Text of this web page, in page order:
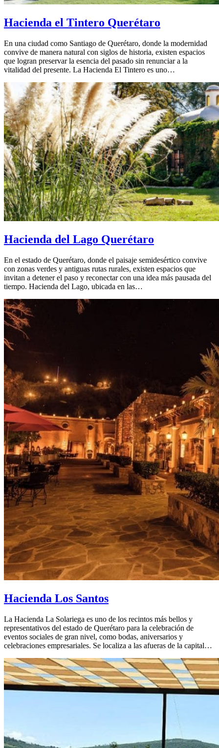
Hacienda el Tintero Querétaro
En una ciudad como Santiago de Querétaro, donde la modernidad
convive de manera natural con siglos de historia, existen espacios
que logran preservar la esencia del pasado sin renunciar a la
vitalidad del presente. La Hacienda El Tintero es uno…
Hacienda del Lago Querétaro
En el estado de Querétaro, donde el paisaje semidesértico convive
con zonas verdes y antiguas rutas rurales, existen espacios que
invitan a detener el paso y reconectar con una idea más pausada del
tiempo. Hacienda del Lago, ubicada en las…
Hacienda Los Santos
La Hacienda La Solariega es uno de los recintos más bellos y
representativos del estado de Querétaro para la celebración de
eventos sociales de gran nivel, como bodas, aniversarios y
celebraciones empresariales. Se localiza a las afueras de la capital…